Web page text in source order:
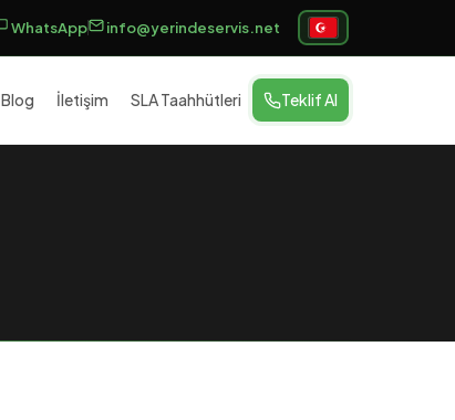
WhatsApp info@yerindeservis.net
Blog İletişim SLA Taahhütleri Teklif Al